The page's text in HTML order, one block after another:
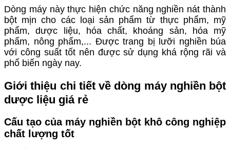
Dòng máy này thực hiện chức năng nghiền nát thành
bột mịn cho các loại sản phẩm từ thực phẩm, mỹ
phẩm, dược liệu, hóa chất, khoáng sản, hóa mỹ
phẩm, nông phẩm,... Được trang bị lưỡi nghiền búa
với công suất tốt nên được sử dụng khá rộng rãi và
phổ biến ngày nay.
Giới thiệu chi tiết về dòng máy nghiền bột
dược liệu giá rẻ
Cấu tạo của máy nghiền bột khô công nghiệp
chất lượng tốt